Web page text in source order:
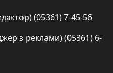
(05361) 7-45-56
з реклами) (05361) 6-